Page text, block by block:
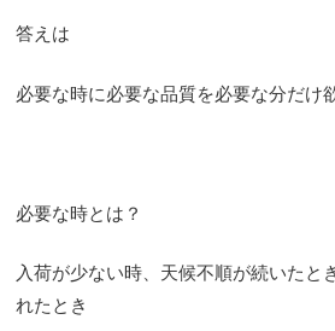
答えは
必要な時に必要な品質を必要な分だ
必要な時とは？
入荷が少ない時、天候不順が続いたと
れたとき